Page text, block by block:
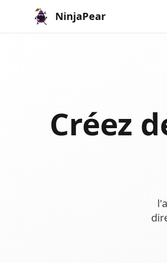
NinjaPear
Créez